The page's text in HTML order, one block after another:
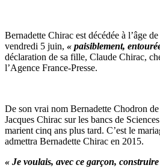
Bernadette Chirac est décédée à l’âge
vendredi 5 juin, « paisiblement,
déclaration de sa fille, Claude Chirac,
l’Agence France-Presse.
De son vrai nom Bernadette Chodron
Jacques Chirac sur les bancs de
marient cinq ans plus tard. C’est le
admettra Bernadette Chirac en 2015.
« Je voulais, avec ce garçon,